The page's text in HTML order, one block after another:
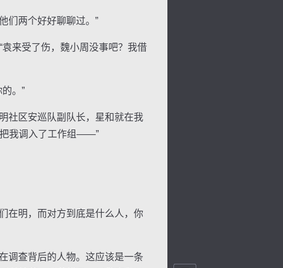
们两个好好聊聊过。”
来受了伤，魏小周没事吧？我借
。”
社区安巡队副队长，星和就在我
把我调入了工作组——”
在明，而对方到底是什么人，你
调查背后的人物。这应该是一条